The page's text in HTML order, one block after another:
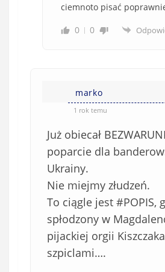
ciemnoto pisać
0
0
marko
1 rok temu
Już obiecał
poparcie dla
Ukrainy.
Nie miejmy złudzeń.
To ciągle jest #POPIS,
spłodzony w
pijackiej orgii
szpiclami….